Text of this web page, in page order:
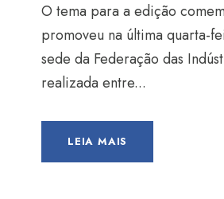
O tema para a edição
promoveu na última quarta-
sede da Federação das
realizada entre...
LEIA MAIS